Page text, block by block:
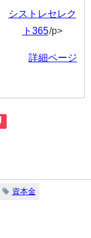
シストレセレク
ト365/p>
詳細ページ
資本金